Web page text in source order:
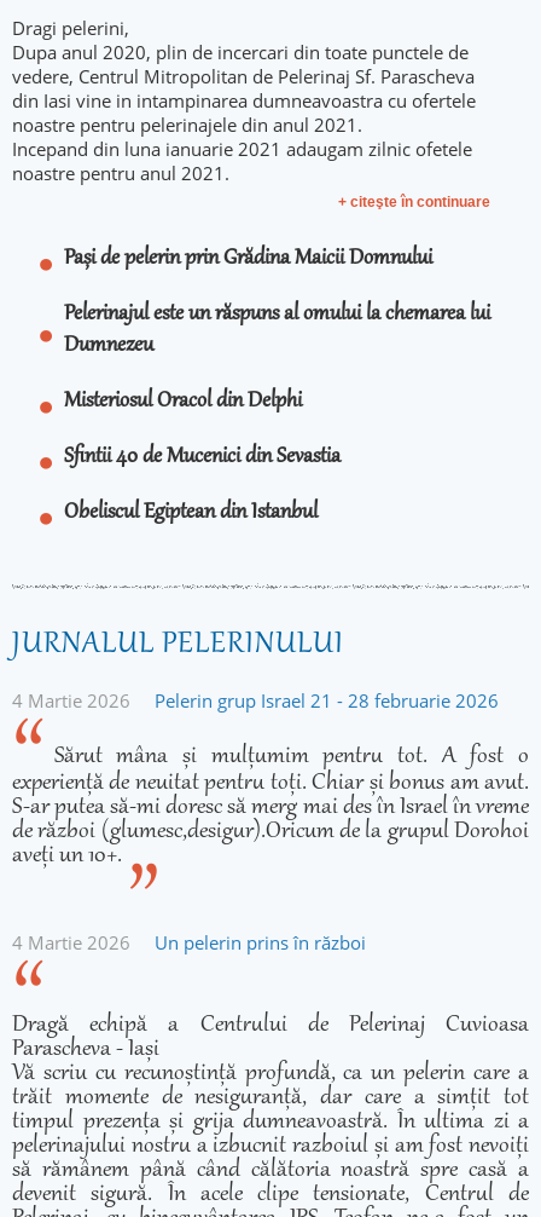
Dragi pelerini,
Dupa anul 2020, plin de incercari din toate punctele de
vedere, Centrul Mitropolitan de Pelerinaj Sf. Parascheva
din Iasi vine in intampinarea dumneavoastra cu ofertele
noastre pentru pelerinajele din anul 2021.
Incepand din luna ianuarie 2021 adaugam zilnic ofetele
noastre pentru anul 2021.
+ citeşte în continuare
Pași de pelerin prin Grădina Maicii Domnului
Pelerinajul este un răspuns al omului la chemarea lui
Dumnezeu
Misteriosul Oracol din Delphi
Sfintii 40 de Mucenici din Sevastia
Obeliscul Egiptean din Istanbul
JURNALUL PELERINULUI
4 Martie 2026 Pelerin grup Israel 21 - 28 februarie 2026
Sărut mâna și mulțumim pentru tot. A fost o
experiență de neuitat pentru toți. Chiar și bonus am avut.
S-ar putea să-mi doresc să merg mai des în Israel în vreme
de război (glumesc,desigur).Oricum de la grupul Dorohoi
aveți un 10+.
4 Martie 2026 Un pelerin prins în război
Dragă echipă a Centrului de Pelerinaj Cuvioasa
Parascheva - Iași
Vă scriu cu recunoștință profundă, ca un pelerin care a
trăit momente de nesiguranță, dar care a simțit tot
timpul prezența și grija dumneavoastră. În ultima zi a
pelerinajului nostru a izbucnit razboiul și am fost nevoiți
să rămânem până când călătoria noastră spre casă a
devenit sigură. În acele clipe tensionate, Centrul de